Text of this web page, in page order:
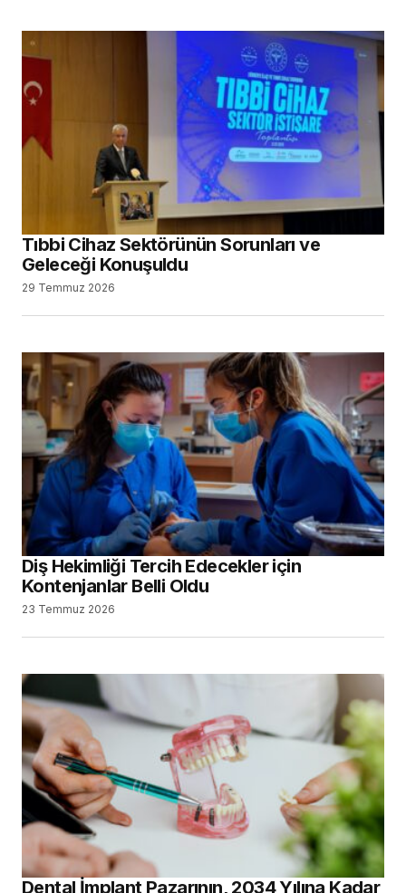
Tıbbi Cihaz Sektörünün Sorunları ve
Geleceği Konuşuldu
29 Temmuz 2026
Diş Hekimliği Tercih Edecekler için
Kontenjanlar Belli Oldu
23 Temmuz 2026
Dental İmplant Pazarının, 2034 Yılına Kadar